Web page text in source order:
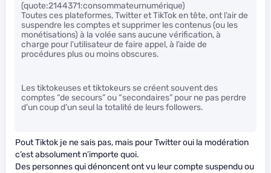
(quote:2144371:consommateurnumérique)
Toutes ces plateformes, Twitter et TikTok en tête, ont l’air de
suspendre les comptes et supprimer les contenus (ou les
monétisations) à la volée sans aucune vérification, à
charge pour l’utilisateur de faire appel, à l’aide de
procédures plus ou moins obscures.
Les tiktokeuses et tiktokeurs se créent souvent des
comptes “de secours” ou “secondaires” pour ne pas perdre
d’un coup d’un seul la totalité de leurs followers.
Pout Tiktok je ne sais pas, mais pour Twitter oui la modération
c’est absolument n’importe quoi.
Des personnes qui dénoncent ont vu leur compte suspendu ou